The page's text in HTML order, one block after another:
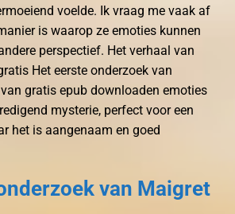
voelde. Ik vraag me vaak af
is waarop ze emoties kunnen
perspectief. Het verhaal van
Het eerste onderzoek van
gratis epub downloaden emoties
mysterie, perfect voor een
het is aangenaam en goed
van Maigret